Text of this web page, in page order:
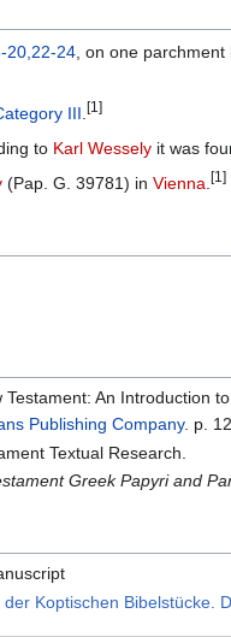
20,22-24, on one
III. [1]
to Karl Wessely it was
(Pap. G. 39781) in Vienna. [1]
An Introduction
Publishing Company. p.
Textual Research.
Greek Papyri and
Koptischen Bibelstücke.